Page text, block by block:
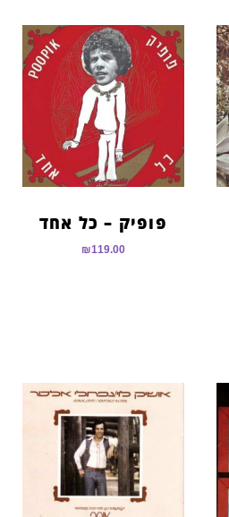
פופיק – כל אחד
₪119.00